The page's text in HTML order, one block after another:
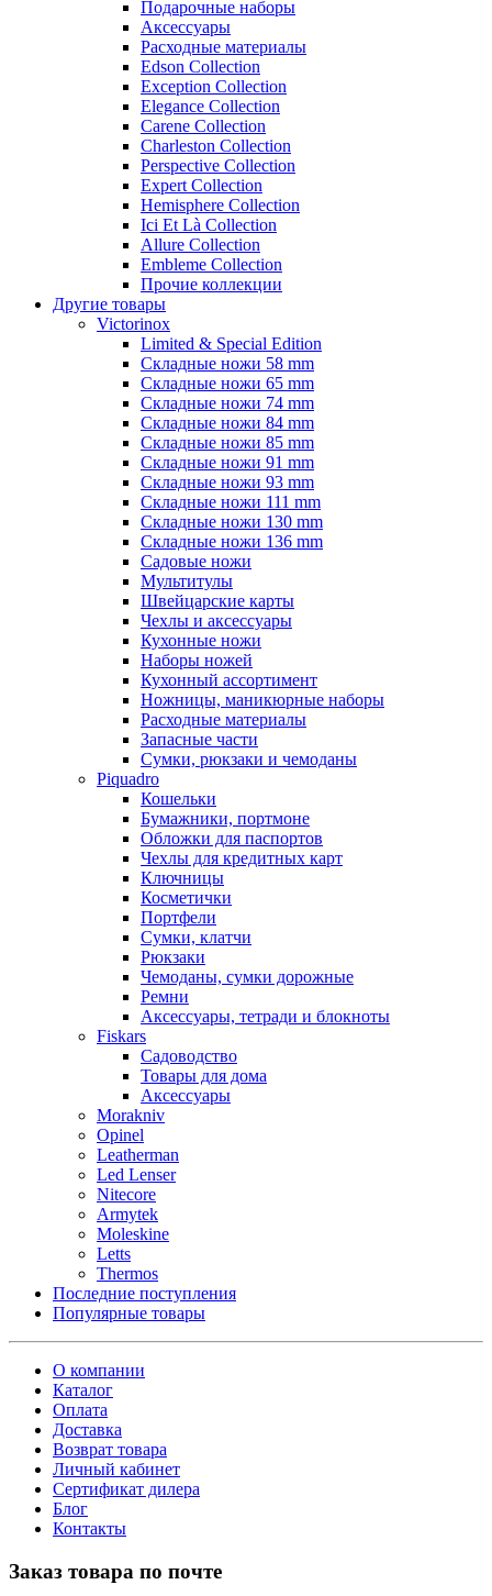
Подарочные наборы
Аксессуары
Расходные материалы
Edson Collection
Exception Collection
Elegance Collection
Carene Collection
Charleston Collection
Perspective Collection
Expert Collection
Hemisphere Collection
Ici Et Là Collection
Allure Collection
Embleme Collection
Прочие коллекции
Другие товары
Victorinox
Limited & Special Edition
Складные ножи 58 mm
Складные ножи 65 mm
Складные ножи 74 mm
Складные ножи 84 mm
Складные ножи 85 mm
Складные ножи 91 mm
Складные ножи 93 mm
Складные ножи 111 mm
Складные ножи 130 mm
Складные ножи 136 mm
Садовые ножи
Мультитулы
Швейцарские карты
Чехлы и аксессуары
Кухонные ножи
Наборы ножей
Кухонный ассортимент
Ножницы, маникюрные наборы
Расходные материалы
Запасные части
Сумки, рюкзаки и чемоданы
Piquadro
Кошельки
Бумажники, портмоне
Обложки для паспортов
Чехлы для кредитных карт
Ключницы
Косметички
Портфели
Сумки, клатчи
Рюкзаки
Чемоданы, сумки дорожные
Ремни
Аксессуары, тетради и блокноты
Fiskars
Садоводство
Товары для дома
Аксессуары
Morakniv
Opinel
Leatherman
Led Lenser
Nitecore
Armytek
Moleskine
Letts
Thermos
Последние поступления
Популярные товары
О компании
Каталог
Оплата
Доставка
Возврат товара
Личный кабинет
Сертификат дилера
Блог
Контакты
Заказ товара по почте